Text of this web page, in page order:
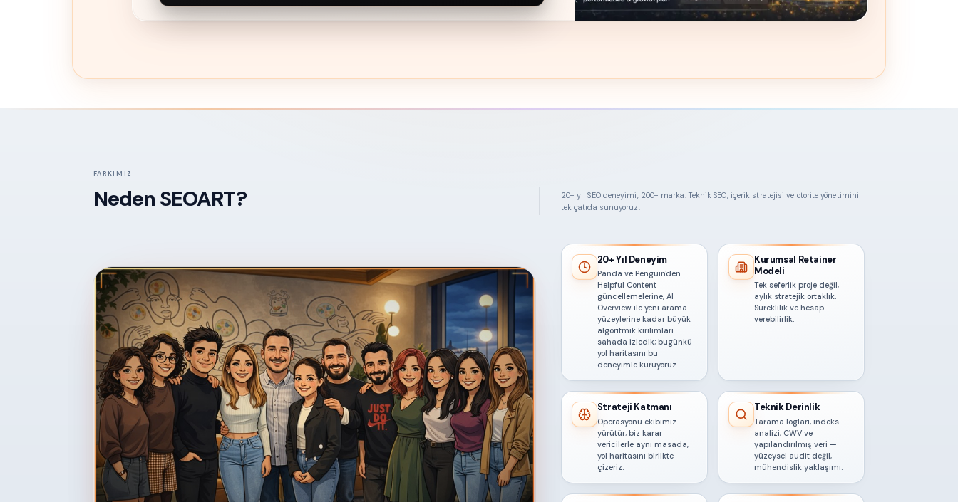
FARKIMIZ
Neden SEOART?
20+ yıl SEO deneyimi, 200+ marka. Teknik SEO, içerik stratejisi ve otorite yönetimini
tek çatıda sunuyoruz.
20+ Yıl Deneyim
Panda ve Penguin'den
Helpful Content
güncellemelerine, AI
Overview ile yeni arama
yüzeylerine kadar büyük
algoritmik kırılımları
sahada izledik; bugünkü
yol haritasını bu
deneyimle kuruyoruz.
Kurumsal Retainer
Modeli
Tek seferlik proje değil,
aylık stratejik ortaklık.
Süreklilik ve hesap
verebilirlik.
Strateji Katmanı
Operasyonu ekibimiz
yürütür; biz karar
vericilerle aynı masada,
yol haritasını birlikte
çizeriz.
Teknik Derinlik
Tarama logları, indeks
analizi, CWV ve
yapılandırılmış veri —
yüzeysel audit değil,
mühendislik yaklaşımı.